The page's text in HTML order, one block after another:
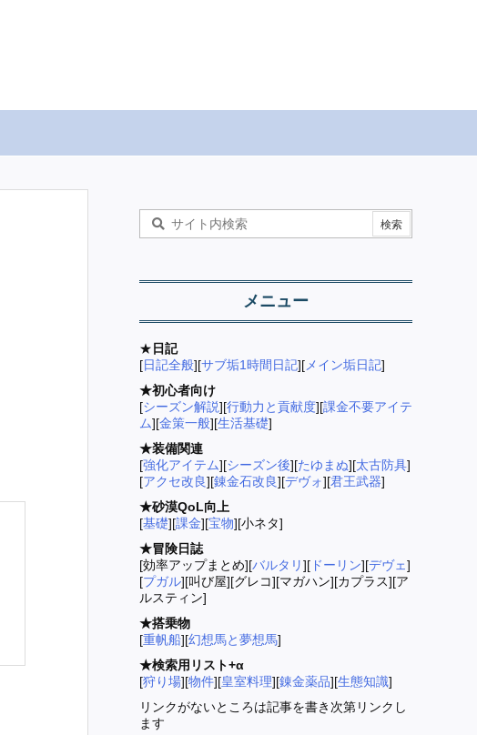
メニュー
★ 日記
[日記全般][サブ垢1時間日記][ メイン垢日記]
★初心者向け
[シーズン解説][行動力と貢献度][課金不要アイテ
ム][金策一般][生活基礎]
★装備関連
[強化アイテム][シーズン後][たゆまぬ][太古防具]
[アクセ改良][錬金石改良][デヴォ][君王武器]
★砂漠QoL向上
[基礎][課金][宝物][小ネタ]
★冒険日誌
[効率アップまとめ][バルタリ][ ドーリン][デヴェ]
[プガル][叫び屋][グレコ][マガハン][カプラス][ア
ルスティン]
★搭乗物
[重帆船][幻想馬と夢想馬]
★検索用リスト+α
[狩り場][物件][皇室料理][錬金薬品][生態知識]
リンクがないところは記事を書き次第リンクし
ます